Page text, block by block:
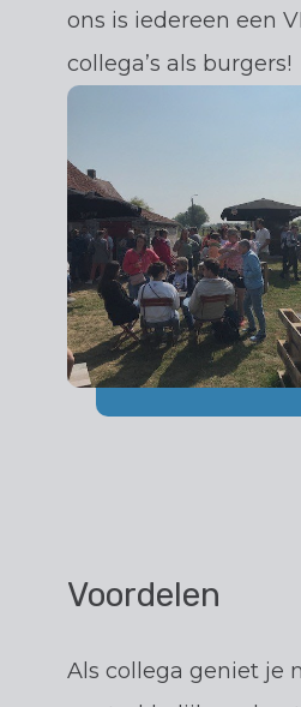
ons is iedereen een
collega’s als burgers!
Voordelen
Als collega geniet je